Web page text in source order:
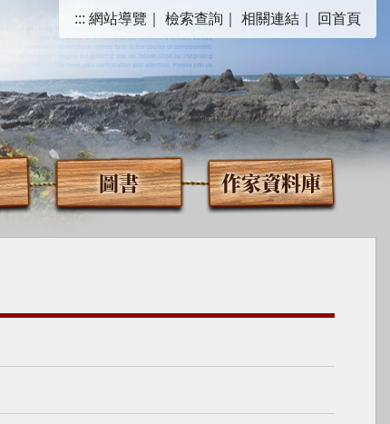
::: 網站導覽 檢索查詢 相關連結 回首頁
圖書 作家資料庫